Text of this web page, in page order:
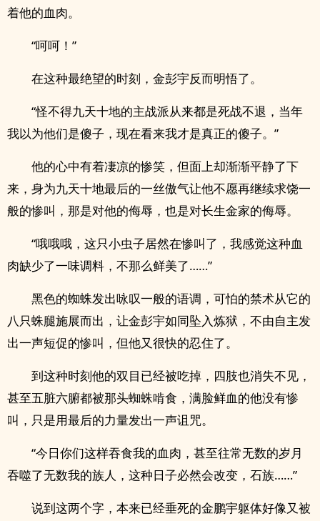
着他的血肉。
“呵呵！”
在这种最绝望的时刻，金彭宇反而明悟了。
“怪不得九天十地的主战派从来都是死战不退，当年
我以为他们是傻子，现在看来我才是真正的傻子。”
他的心中有着凄凉的惨笑，但面上却渐渐平静了下
来，身为九天十地最后的一丝傲气让他不愿再继续求饶一
般的惨叫，那是对他的侮辱，也是对长生金家的侮辱。
“哦哦哦，这只小虫子居然在惨叫了，我感觉这种血
肉缺少了一味调料，不那么鲜美了……”
黑色的蜘蛛发出咏叹一般的语调，可怕的禁术从它的
八只蛛腿施展而出，让金彭宇如同坠入炼狱，不由自主发
出一声短促的惨叫，但他又很快的忍住了。
到这种时刻他的双目已经被吃掉，四肢也消失不见，
甚至五脏六腑都被那头蜘蛛啃食，满脸鲜血的他没有惨
叫，只是用最后的力量发出一声诅咒。
“今日你们这样吞食我的血肉，甚至往常无数的岁月
吞噬了无数我的族人，这种日子必然会改变，石族……”
说到这两个字，本来已经垂死的金鹏宇躯体好像又被